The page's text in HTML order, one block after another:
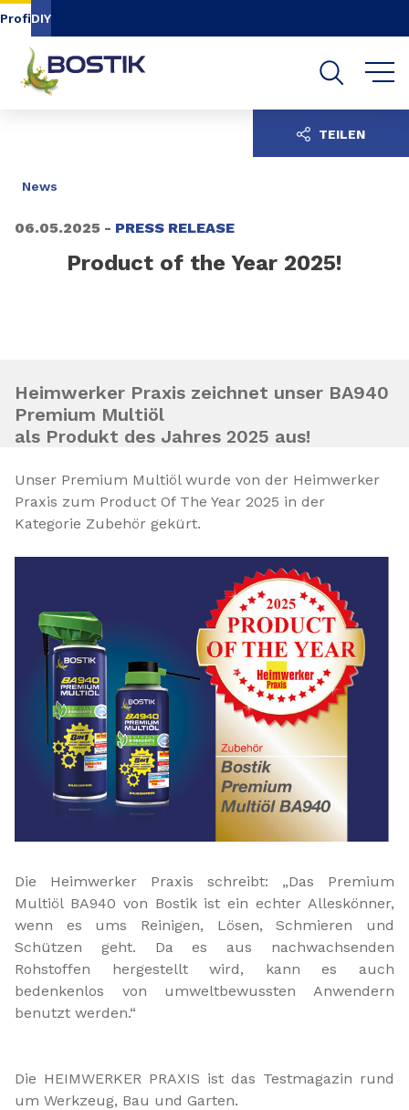
Inhalt
ProfiDIY
News
06.05.2025 - PRESS RELEASE
Product of the Year 2025!
TEILEN
Heimwerker Praxis zeichnet unser BA940
Premium Multiöl
als Produkt des Jahres 2025 aus!
Unser Premium Multiöl wurde von der Heimwerker
Praxis zum Product Of The Year 2025 in der
Kategorie Zubehör gekürt.
Die Heimwerker Praxis schreibt: „Das Premium
Multiöl BA940 von Bostik ist ein echter Alleskönner,
wenn es ums Reinigen, Lösen, Schmieren und
Schützen geht. Da es aus nachwachsenden
Rohstoffen hergestellt wird, kann es auch
bedenkenlos von umweltbewussten Anwendern
benutzt werden.“
Die HEIMWERKER PRAXIS ist das Testmagazin rund
um Werkzeug, Bau und Garten.